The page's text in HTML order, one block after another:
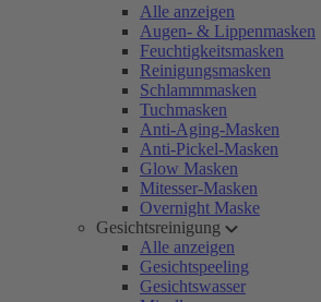
Alle anzeigen
Augen- & Lippenmasken
Feuchtigkeitsmasken
Reinigungsmasken
Schlammmasken
Tuchmasken
Anti-Aging-Masken
Anti-Pickel-Masken
Glow Masken
Mitesser-Masken
Overnight Maske
Gesichtsreinigung
Alle anzeigen
Gesichtspeeling
Gesichtswasser